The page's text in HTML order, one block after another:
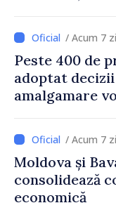
și însărcinatul
SUA, Nick/ Acum 7
Peste 400 de
adoptat
amalgamare
Guvernului,
„85,5% dintre
inițiat
mulțumim
pentru că au
/ Acum 7
Moldova și
consolidează
economică